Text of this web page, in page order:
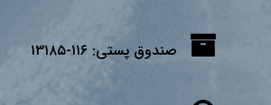
صندوق پستی: ۱۱۶-۱۳۱۸۵